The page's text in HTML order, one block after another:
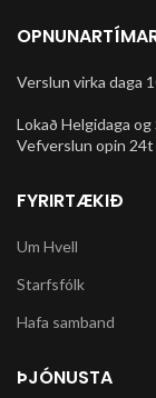
Verslun virka daga
Lokað Helgidaga og
Vefverslun opin 24t
FYRIRTÆKIÐ
Um Hvell
Starfsfólk
Hafa samband
ÞJÓNUSTA